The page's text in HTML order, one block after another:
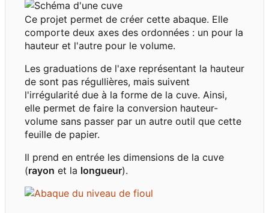
Ce projet permet de créer cette abaque. Elle
comporte deux axes des ordonnées : un pour la
hauteur et l'autre pour le volume.
Les graduations de l'axe représentant la hauteur
de sont pas régullières, mais suivent
l'irrégularité due à la forme de la cuve. Ainsi,
elle permet de faire la conversion hauteur-
volume sans passer par un autre outil que cette
feuille de papier.
Il prend en entrée les dimensions de la cuve
(rayon et la longueur).